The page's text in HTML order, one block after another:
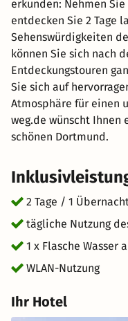
erkunden: Nehmen
entdecken Sie 2 Tage
Sehenswürdigkeiten
können Sie sich nach
Entdeckungstouren
Sie sich auf
Atmosphäre für einen
weg.de wünscht
schönen Dortmund.
2 Tage / 1
tägliche Nutzung
1 x Flasche Wasser
WLAN-Nutzung
Ihr Hotel